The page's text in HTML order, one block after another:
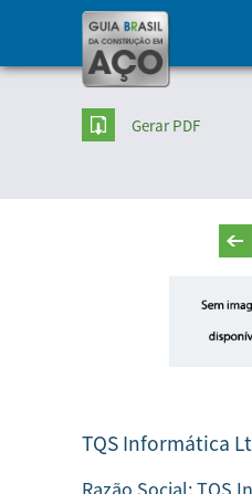
Gerar PDF
TQS Informática